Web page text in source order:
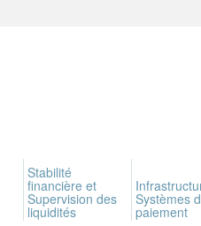
Stabilité
financière et
Supervision des
liquidités
Systèmes
paiement